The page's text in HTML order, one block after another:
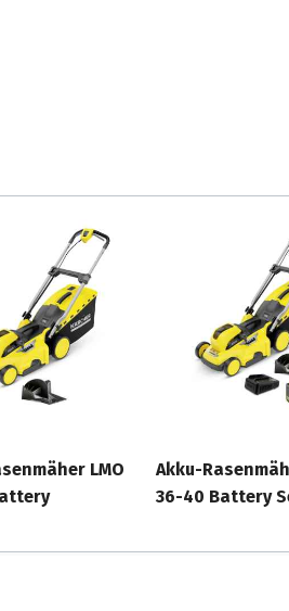
LMO
Akku-
36-40 Battery